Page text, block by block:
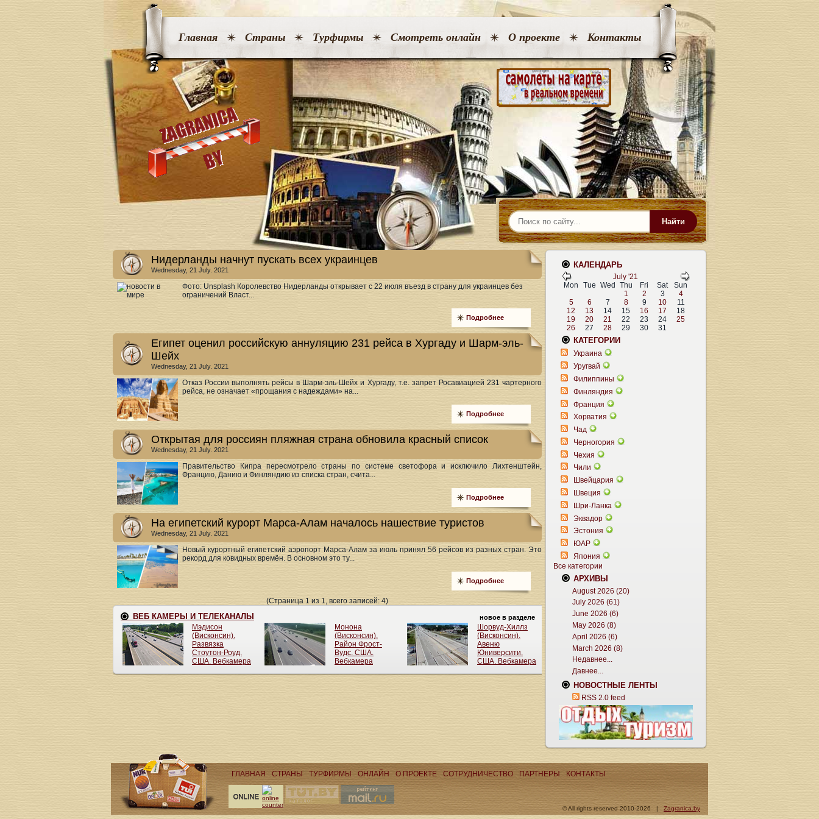
Главная Страны Турфирмы Смотреть онлайн О проекте Контакты
Найти
Нидерланды начнут пускать всех украинцев
Wednesday, 21 July. 2021
Фото: Unsplash Королевство Нидерланды открывает с 22 июля въезд в страну для украинцев без
ограничений Власт...
Подробнее
Египет оценил российскую аннуляцию 231 рейса в Хургаду и Шарм-эль-
Шейх
Wednesday, 21 July. 2021
Отказ России выполнять рейсы в Шарм-эль-Шейх и Хургаду, т.е. запрет Росавиацией 231 чартерного
рейса, не означает «прощания с надеждами» на...
Подробнее
Открытая для россиян пляжная страна обновила красный список
Wednesday, 21 July. 2021
Правительство Кипра пересмотрело страны по системе светофора и исключило Лихтенштейн,
Францию, Данию и Финляндию из списка стран, счита...
Подробнее
На египетский курорт Марса-Алам началось нашествие туристов
Wednesday, 21 July. 2021
Новый курортный египетский аэропорт Марса-Алам за июль принял 56 рейсов из разных стран. Это
рекорд для ковидных времён. В основном это ту...
Подробнее
(Страница 1 из 1, всего записей: 4)
КАЛЕНДАРЬ
July '21
Mon
Tue Wed Thu Fri Sat
Sun
1
2 3
4
5
6 7 8 9 10
11
12
13 14 15 16 17
18
19
20 21 22 23 24
25
26
27 28 29 30 31
КАТЕГОРИИ
Украина
Уругвай
Филиппины
Финляндия
Франция
Хорватия
Чад
Черногория
Чехия
Чили
Швейцария
Швеция
Шри-Ланка
Эквадор
Эстония
ЮАР
Япония
Все категории
АРХИВЫ
August 2026 (20)
July 2026 (61)
June 2026 (6)
May 2026 (8)
April 2026 (6)
March 2026 (8)
Недавнее...
Давнее...
НОВОСТНЫЕ ЛЕНТЫ
RSS 2.0 feed
ГЛАВНАЯ СТРАНЫ ТУРФИРМЫ ОНЛАЙН О ПРОЕКТЕ CОТРУДНИЧЕСТВО ПАРТНЕРЫ КОНТАКТЫ
© All rights reserved 2010-2026 | Zagranica.by